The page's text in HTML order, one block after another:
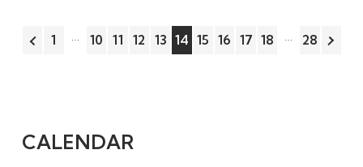
1 10 11 12 13 14 15 16 17 18 28
CALENDAR